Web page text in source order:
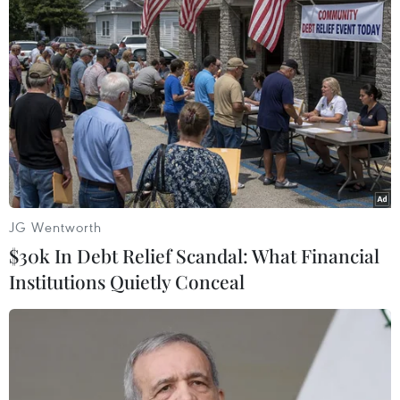
#Hưu trí #bảo hiểm nhân thọ #Quyền lợi
#Giá trị
#Lãi suất
Theo dõi VietnamPlus
TIN CÙNG CHUYÊN MỤC
Dữ liệu việc làm Mỹ mở thêm dư địa
cho giá vàng trong tuần qua
JG Wentworth
$30k In Debt Relief Scandal: What Financial
Institutions Quietly Conceal